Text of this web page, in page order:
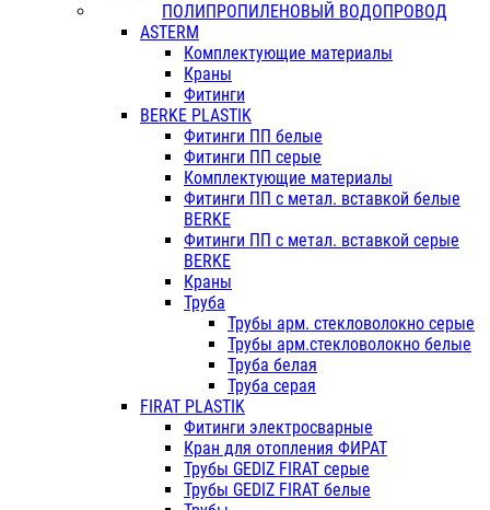
ПОЛИПРОПИЛЕНОВЫЙ ВОДОПРОВОД
ASTERM
Комплектующие материалы
Краны
Фитинги
BERKE PLASTIK
Фитинги ПП белые
Фитинги ПП серые
Комплектующие материалы
Фитинги ПП с метал. вставкой белые
BERKE
Фитинги ПП с метал. вставкой серые
BERKE
Краны
Труба
Трубы арм. стекловолокно серые
Трубы арм.стекловолокно белые
Труба белая
Труба серая
FIRAT PLASTIK
Фитинги электросварные
Кран для отопления ФИРАТ
Трубы GEDIZ FIRAT серые
Трубы GEDIZ FIRAT белые